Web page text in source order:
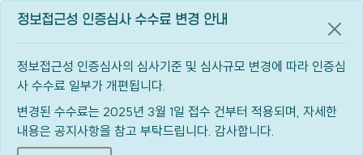
정보접근성 인증심사 수수료 변경 안내
정보접근성 인증심사의 심사기준 및 심사규모 변경에 따라 인증심
사 수수료 일부가 개편됩니다.
변경된 수수료는 2025년 3월 1일 접수 건부터 적용되며, 자세한
내용은 공지사항을 참고 부탁드립니다. 감사합니다.
공지